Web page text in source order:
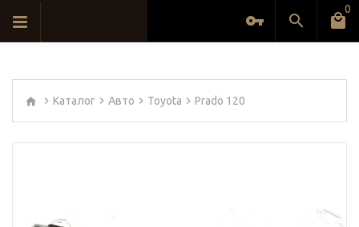
0
Каталог Авто Toyota Prado 120